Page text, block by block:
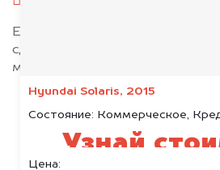
Hyundai Solaris, 2015
Состояние: Коммерческое,
Цена:
Если у вас нет всех
сделают всё возможное,
максимально быстро!
Узнай